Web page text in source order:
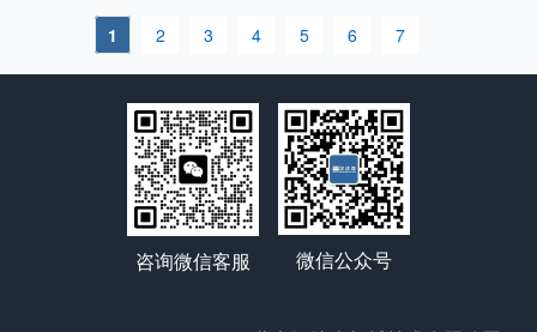
1 2 3 4 5 6 7
咨询微信客服 微信公众号